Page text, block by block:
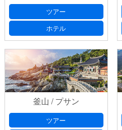
ツアー
ホテル
釜山 / プサン
ツアー